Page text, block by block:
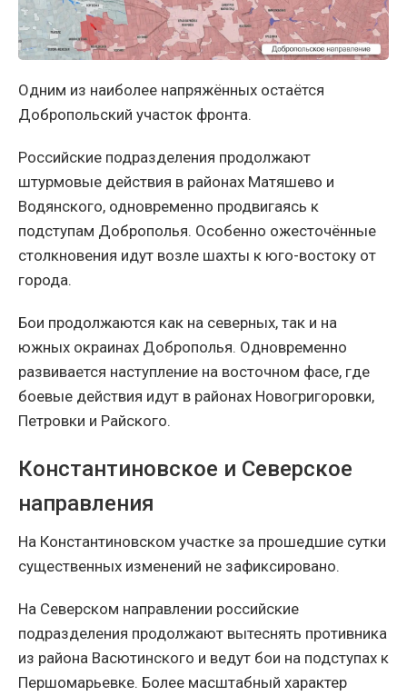
Одним из наиболее напряжённых остаётся
Добропольский участок фронта.
Российские подразделения продолжают
штурмовые действия в районах Матяшево и
Водянского, одновременно продвигаясь к
подступам Доброполья. Особенно ожесточённые
столкновения идут возле шахты к юго-востоку от
города.
Бои продолжаются как на северных, так и на
южных окраинах Доброполья. Одновременно
развивается наступление на восточном фасе, где
боевые действия идут в районах Новогригоровки,
Петровки и Райского.
Константиновское и Северское
направления
На Константиновском участке за прошедшие сутки
существенных изменений не зафиксировано.
На Северском направлении российские
подразделения продолжают вытеснять противника
из района Васютинского и ведут бои на подступах к
Першомарьевке. Более масштабный характер